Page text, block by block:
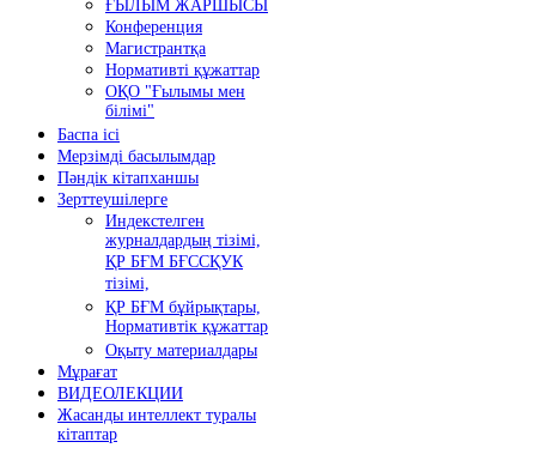
ҒЫЛЫМ ЖАРШЫСЫ
Конференция
Магистрантқа
Нормативті құжаттар
ОҚО "Ғылымы мен
білімі"
Баспа ісі
Мерзімді басылымдар
Пәндік кітапханшы
Зерттеушілерге
Индекстелген
журналдардың тізімі,
ҚР БҒМ БҒССҚУК
тізімі,
ҚР БҒМ бұйрықтары,
Нормативтік құжаттар
Оқыту материалдары
Мұрағат
ВИДЕОЛЕКЦИИ
Жасанды интеллект туралы
кітаптар